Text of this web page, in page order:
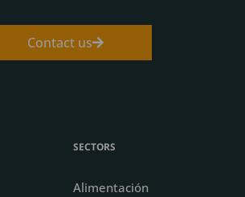
Contact us
SECTORS
Alimentación